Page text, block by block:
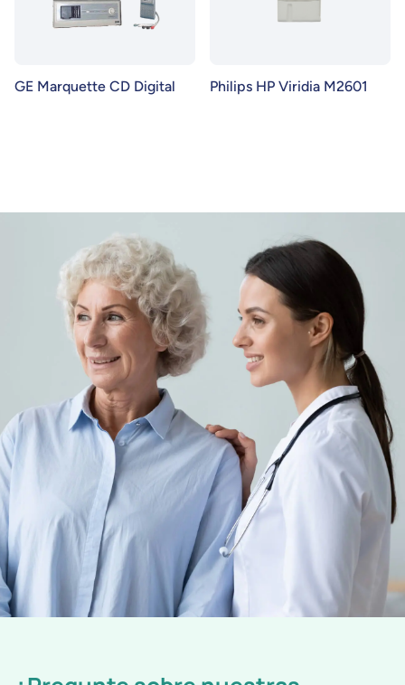
GE Marquette CD Digital Philips HP Viridia M2601